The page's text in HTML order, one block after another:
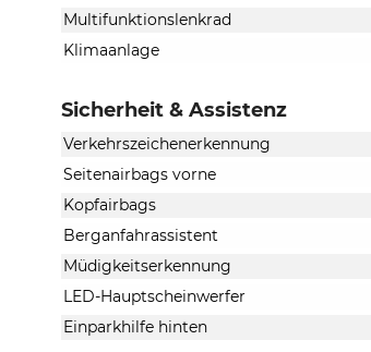
Multifunktionslenkrad
Klimaanlage
Sicherheit & Assistenz
Verkehrszeichenerkennung
Seitenairbags vorne
Kopfairbags
Berganfahrassistent
Müdigkeitserkennung
LED-Hauptscheinwerfer
Einparkhilfe hinten